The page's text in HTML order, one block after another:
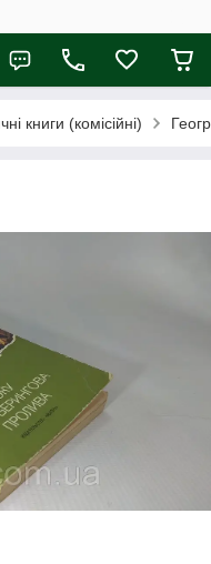
книги (комісійні)